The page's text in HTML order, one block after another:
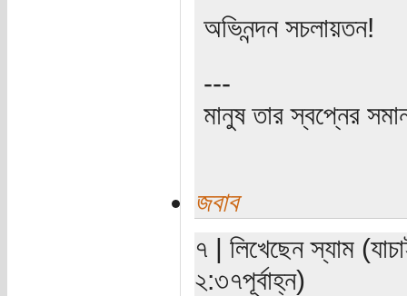
অভিনন্দন সচলায়তন!
---
মানুষ তার স্বপ্নের
জবাব
৭ | লিখেছেন স্যাম
২:৩৭পূর্বাহ্ন)